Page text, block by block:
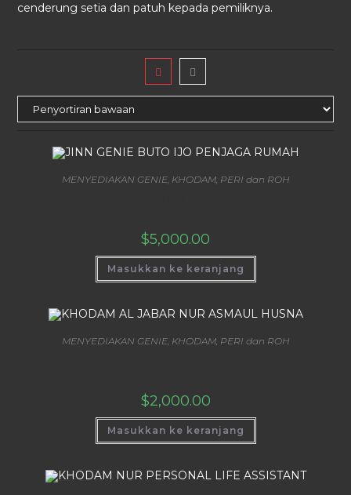
cenderung setia dan patuh kepada pemiliknya.
MENYEDIAKAN GENIE, KHODAM, PERI dan ROH
$5,000.00
Masukkan ke keranjang
MENYEDIAKAN GENIE, KHODAM, PERI dan ROH
$2,000.00
Masukkan ke keranjang